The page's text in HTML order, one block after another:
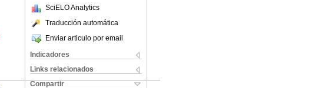
SciELO Analytics
Traducción automática
Enviar articulo por email
Indicadores
Links relacionados
Compartir